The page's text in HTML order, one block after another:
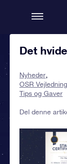
Det
Nyheder
OSR Vejledning
Tips og Gaver
Del denne